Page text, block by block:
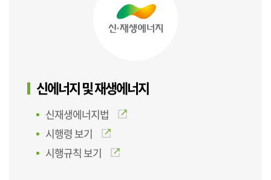
신에너지 및 재생에너지
신재생에너지법
시행령 보기
시행규칙 보기